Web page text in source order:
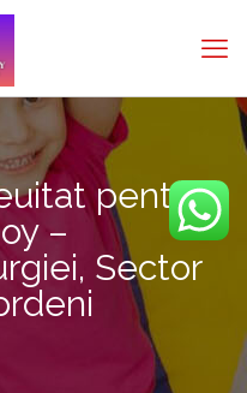
pentru
–
Sector